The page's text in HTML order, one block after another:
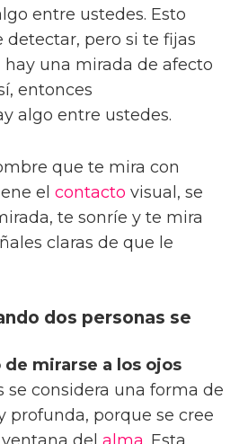
entre ustedes. Esto
detectar, pero si te fijas
hay una mirada de afecto
entonces
algo entre ustedes.
que te mira con
el contacto visual, se
te sonríe y te mira
claras de que le
dos personas se
de mirarse a los ojos
se considera una forma de
profunda, porque se cree
del alma . Esta